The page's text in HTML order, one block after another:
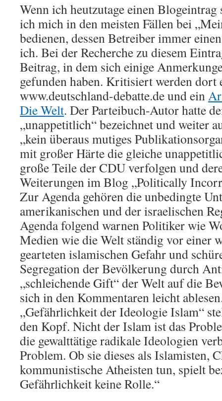
Wenn ich heutzutage einen Blogeintrag
ich mich in den meisten Fällen bei
bedienen, dessen Betreiber immer
ich. Bei der Recherche zu diesem
Beitrag, in dem sich einige
gefunden haben. Kritisiert werden dort
www.deutschland-debatte.de und ein
Die Welt. Der Parteibuch-Autor hatte
„unappetitlich“ bezeichnet und weiter
„kein überaus mutiges
mit großer Härte die gleiche
große Teile der CDU verfolgen und
Weiterungen im Blog „Politically
Zur Agenda gehören die unbedingte
amerikanischen und der israelischen
Agenda folgend warnen Politiker wie
Medien wie die Welt ständig vor einer
gearteten islamischen Gefahr und
Segregation der Bevölkerung durch
„schleichende Gift“ der Welt auf die
sich in den Kommentaren leicht
„Gefährlichkeit der Ideologie Islam“
den Kopf. Nicht der Islam ist das
die gewalttätige radikale Ideologien
Problem. Ob sie dieses als Islamisten,
kommunistische Atheisten tun, spielt
Gefährlichkeit keine Rolle.“